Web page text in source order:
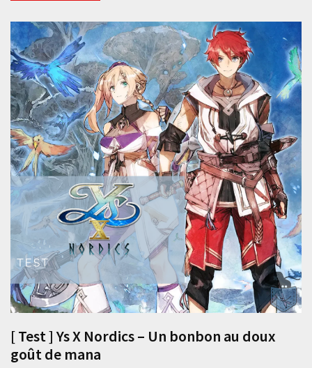
[ Test ] Ys X Nordics – Un bonbon au doux
goût de mana